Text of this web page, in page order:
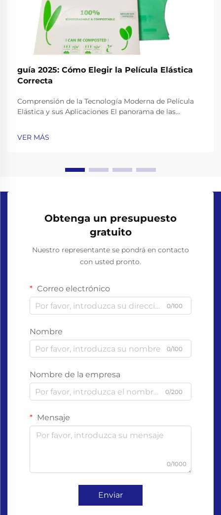
guía 2025: Cómo Elegir la Película Elástica
Correcta
Comprensión de la Tecnología Moderna de Película
Elástica y sus Aplicaciones El panorama de las
película elástica sigue a la vanguardia de los
materiales innovadores para empaquetado industrial.
VER MÁS
Obtenga un presupuesto
gratuito
Nuestro representante se pondrá en contacto
con usted pronto.
Correo electrónico
0/100
Nombre
0/100
Nombre de la empresa
0/200
Mensaje
0/1000
Enviar